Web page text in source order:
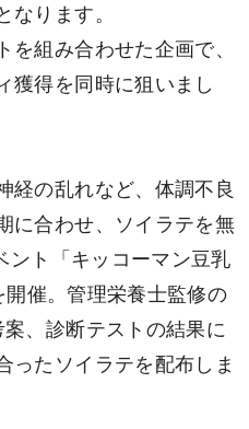
なります。
を組み合わせた企画で、
獲得を同時に狙いまし
経の乱れなど、体調不良
に合わせ、ソイラテを無
ント「キッコーマン豆乳
催。管理栄養士監修の
、診断テストの結果に
ったソイラテを配布しま